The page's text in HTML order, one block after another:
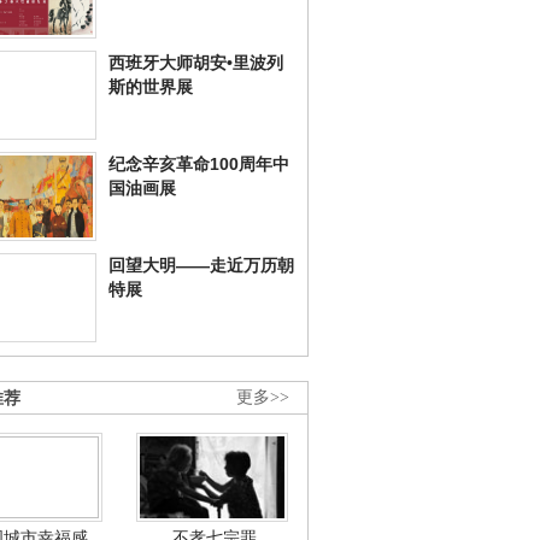
西班牙大师胡安•里波列
斯的世界展
纪念辛亥革命100周年中
国油画展
回望大明——走近万历朝
特展
更多>>
荐